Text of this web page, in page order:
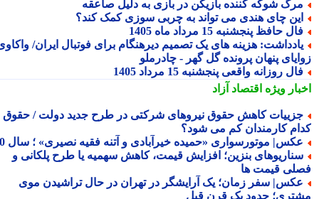
شوکه کننده بازیکن در بازی به دلیل صاعقه
چای هندی می تواند به چربی سوزی کمک کند؟
حافظ پنجشنبه 15 مرداد ماه 1405
هزینه های یک تصمیم دیرهنگام برای فوتبال ایران/ واکاوی
پنهان پرونده گل گهر - چادرملو
روزانه واقعی پنجشنبه 15 مرداد 1405
ویژهاقتصاد آزاد
کاهش حقوق نیروهای شرکتی در طرح جدید دولت / حقوق
کارمندان کم می شود؟
موتورسواری «حمیده خیرآبادی و آتنه فقیه نصیری» ؛ سال 70
بنزین؛ افزایش قیمت، کاهش سهمیه یا طرح پلکانی و
قیمت ها
سفر زمان؛ یک آرایشگر در تهران در حال تراشیدن موی
حدود یک قرن قبل